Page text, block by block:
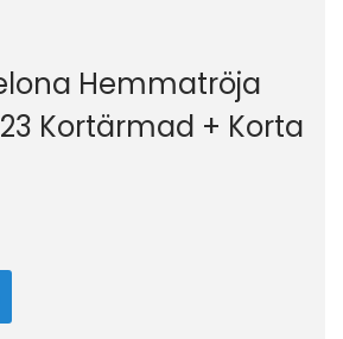
g
a
e
n
Hemmatröja
Kortärmad + Korta